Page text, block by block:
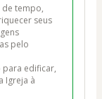
tempo,
seus
pelo
edificar,
Igreja à